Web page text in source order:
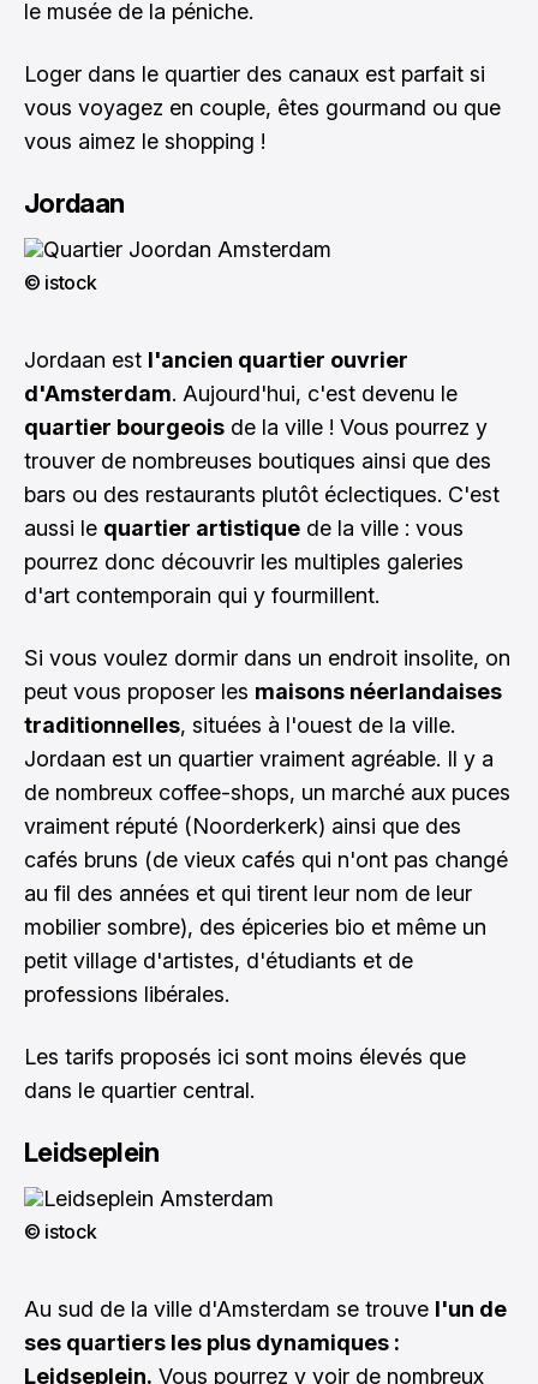
le musée de la péniche.
Loger dans le quartier des canaux est parfait si
vous voyagez en couple, êtes gourmand ou que
vous aimez le shopping !
Jordaan
© istock
Jordaan est l'ancien quartier ouvrier
d'Amsterdam. Aujourd'hui, c'est devenu le
quartier bourgeois de la ville ! Vous pourrez y
trouver de nombreuses boutiques ainsi que des
bars ou des restaurants plutôt éclectiques. C'est
aussi le quartier artistique de la ville : vous
pourrez donc découvrir les multiples galeries
d'art contemporain qui y fourmillent.
Si vous voulez dormir dans un endroit insolite, on
peut vous proposer les maisons néerlandaises
traditionnelles, situées à l'ouest de la ville.
Jordaan est un quartier vraiment agréable. Il y a
de nombreux coffee-shops, un marché aux puces
vraiment réputé (Noorderkerk) ainsi que des
cafés bruns (de vieux cafés qui n'ont pas changé
au fil des années et qui tirent leur nom de leur
mobilier sombre), des épiceries bio et même un
petit village d'artistes, d'étudiants et de
professions libérales.
Les tarifs proposés ici sont moins élevés que
dans le quartier central.
Leidseplein
© istock
Au sud de la ville d'Amsterdam se trouve l'un de
ses quartiers les plus dynamiques :
Leidseplein. Vous pourrez y voir de nombreux